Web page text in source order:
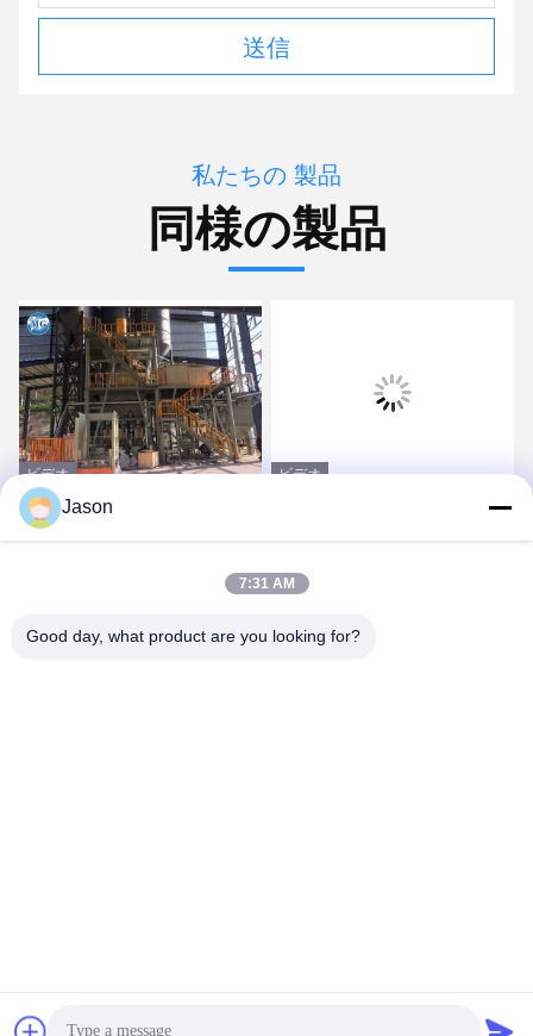
送信
私たちの 製品
同様の製品
ビデオ
ロボット/パレットで運搬
するシステムが付いてい
乾燥した乳鉢の生産ライ
最良 の 価格 を 入手 する
ビデオ
低投資 乾燥粉末モルタル
生産ライン 壁パット スキ
サー セラミックタイル 接
最良 の 価格 を 入手 する
中国 良質 乾燥した乳鉢の植物 サプライヤー。 Copyright© 2018-2026
Jason
7:31 AM
Good day, what product are you looking for?